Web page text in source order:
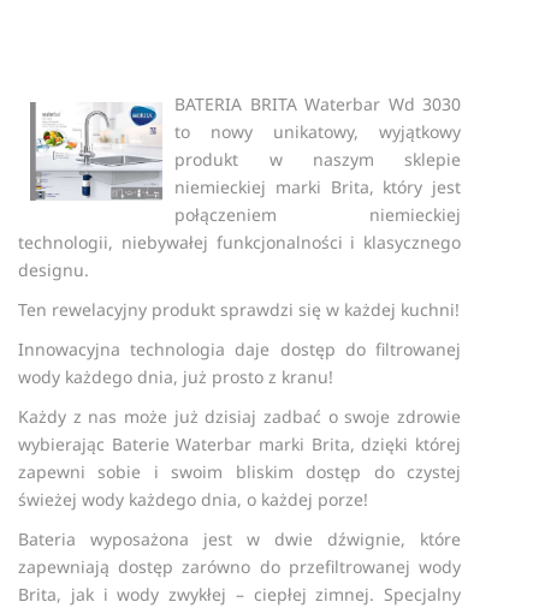
BATERIA BRITA Waterbar Wd 3030
to nowy unikatowy, wyjątkowy
produkt w naszym sklepie
niemieckiej marki Brita, który jest
połączeniem niemieckiej
technologii, niebywałej funkcjonalności i klasycznego
designu.
Ten rewelacyjny produkt sprawdzi się w każdej kuchni!
Innowacyjna technologia daje dostęp do filtrowanej
wody każdego dnia, już prosto z kranu!
Każdy z nas może już dzisiaj zadbać o swoje zdrowie
wybierając Baterie Waterbar marki Brita, dzięki której
zapewni sobie i swoim bliskim dostęp do czystej
świeżej wody każdego dnia, o każdej porze!
Bateria wyposażona jest w dwie dźwignie, które
zapewniają dostęp zarówno do przefiltrowanej wody
Brita, jak i wody zwykłej – ciepłej zimnej. Specjalny